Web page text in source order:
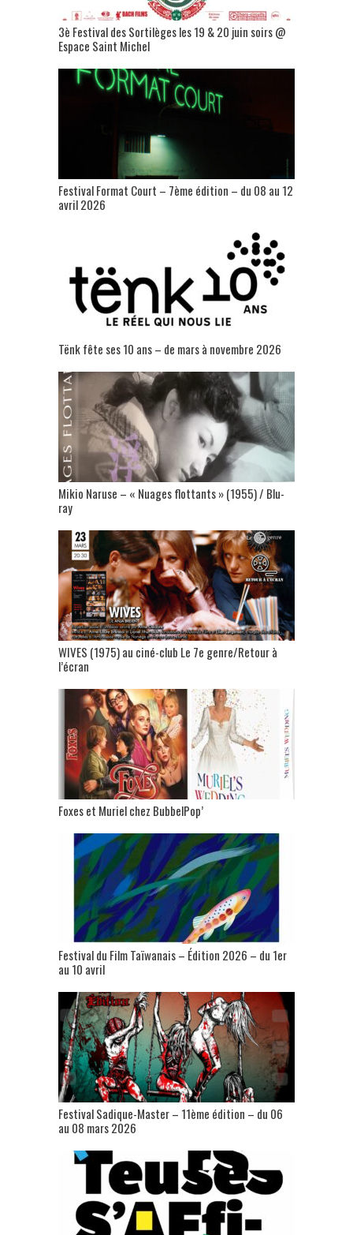
3è Festival des Sortilèges les 19 & 20 juin soirs @
Espace Saint Michel
Festival Format Court – 7ème édition – du 08 au 12
avril 2026
Tënk fête ses 10 ans – de mars à novembre 2026
Mikio Naruse – « Nuages flottants » (1955) / Blu-
ray
WIVES (1975) au ciné-club Le 7e genre/Retour à
l’écran
Foxes et Muriel chez BubbelPop’
Festival du Film Taïwanais – Édition 2026 – du 1er
au 10 avril
Festival Sadique-Master – 11ème édition – du 06
au 08 mars 2026